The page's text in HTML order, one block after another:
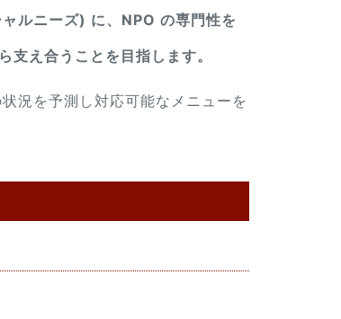
ルニーズ) に、NPO の専門性を
え合うことを目指します。
況を予測し対応可能なメニューを